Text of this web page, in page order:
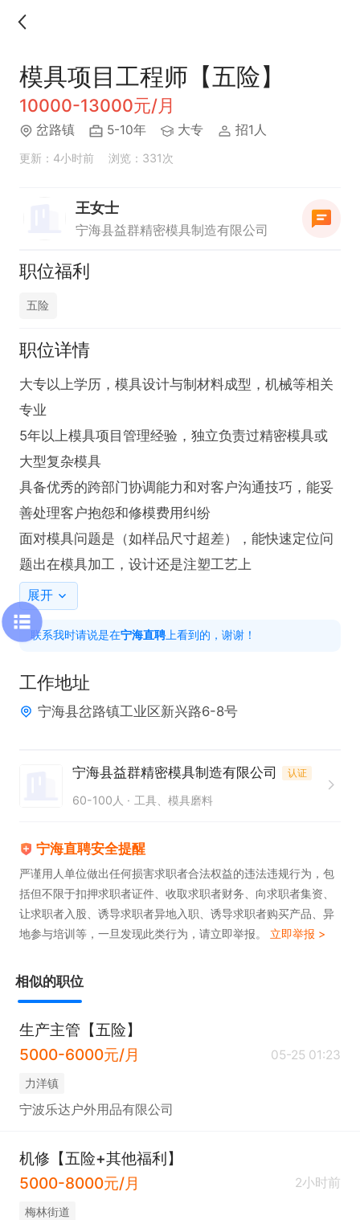
模具项目工程师【五险】
10000-13000元/月
岔路镇 5-10年 大专 招1人
更新：4小时前 浏览：331次
王女士
宁海县益群精密模具制造有限公司
职位福利
五险
职位详情
大专以上学历，模具设计与制材料成型，机械等相关
专业
5年以上模具项目管理经验，独立负责过精密模具或
大型复杂模具
具备优秀的跨部门协调能力和对客户沟通技巧，能妥
善处理客户抱怨和修模费用纠纷
面对模具问题是（如样品尺寸超差），能快速定位问
题出在模具加工，设计还是注塑工艺上
展开
联系我时请说是在宁海直聘上看到的，谢谢！
工作地址
宁海县岔路镇工业区新兴路6-8号
宁海县益群精密模具制造有限公司 认证
60-100人 工具、模具磨料
宁海直聘安全提醒
严谨用人单位做出任何损害求职者合法权益的违法违规行为，包
括但不限于扣押求职者证件、收取求职者财务、向求职者集资、
让求职者入股、诱导求职者异地入职、诱导求职者购买产品、异
地参与培训等，一旦发现此类行为，请立即举报。 立即举报 >
相似的职位
生产主管【五险】
5000-6000元/月
05-25 01:23
力洋镇
宁波乐达户外用品有限公司
机修【五险+其他福利】
5000-8000元/月
2小时前
梅林街道